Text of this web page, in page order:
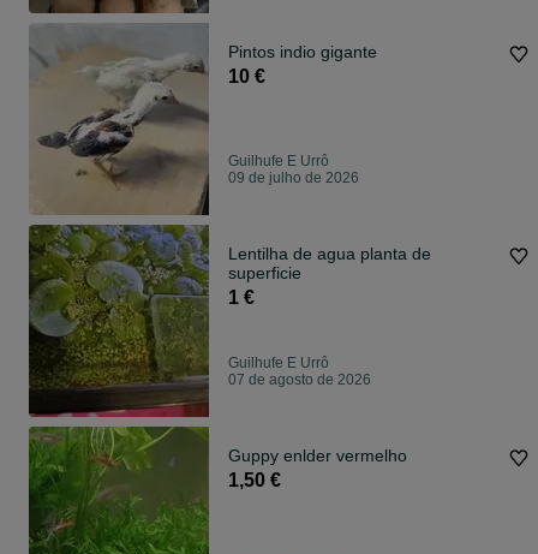
Pintos indio gigante
10 €
Guilhufe E Urrô
09 de julho de 2026
Lentilha de agua planta de
superficie
1 €
Guilhufe E Urrô
07 de agosto de 2026
Guppy enlder vermelho
1,50 €